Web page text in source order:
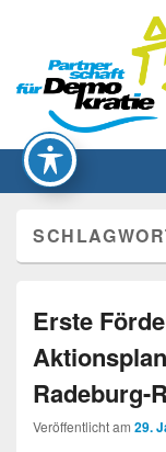
Erste
Radeburg-
Veröffentlicht am 29.